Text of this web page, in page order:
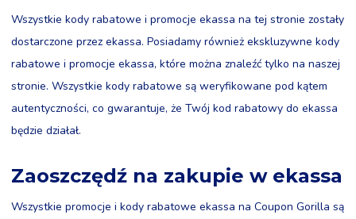
Wszystkie kody rabatowe i promocje ekassa na tej stronie zostały
dostarczone przez ekassa. Posiadamy również ekskluzywne kody
rabatowe i promocje ekassa, które można znaleźć tylko na naszej
stronie. Wszystkie kody rabatowe są weryfikowane pod kątem
autentyczności, co gwarantuje, że Twój kod rabatowy do ekassa
będzie działał.
Zaoszczędź na zakupie w ekassa
Wszystkie promocje i kody rabatowe ekassa na Coupon Gorilla są